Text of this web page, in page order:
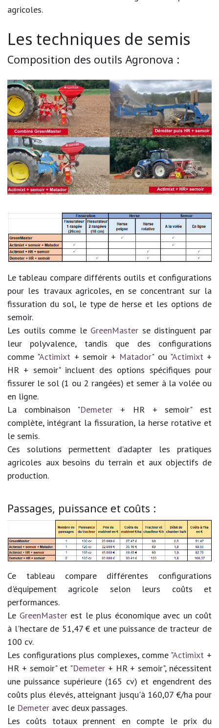
agricoles.
Les techniques de semis
Composition des outils Agronova :
Le tableau compare différents outils et configurations
pour les travaux agricoles, en se concentrant sur la
fissuration du sol, le type de herse et les options de
semoir.
Les outils comme le GreenMaster se distinguent par
leur polyvalence, tandis que des configurations
comme "Actimixt + semoir + Matador" ou "Actimixt +
HR + semoir" incluent des options spécifiques pour
fissurer le sol (1 ou 2 rangées) et semer à la volée ou
en ligne.
La combinaison "Demeter + HR + semoir" est
complète, intégrant la fissuration, la herse rotative et
le semis.
Ces solutions permettent d’adapter les pratiques
agricoles aux besoins du terrain et aux objectifs de
production.
Passages, puissance et coûts :
Ce tableau compare différentes configurations
d'équipement agricole selon leurs coûts et
performances.
Le GreenMaster est le plus économique avec un coût
à l'hectare de 51,47 € et une puissance de tracteur de
100 cv.
Les configurations plus complexes, comme "Actimixt +
HR + semoir" et "Demeter + HR + semoir", nécessitent
une puissance supérieure (165 cv) et engendrent des
coûts plus élevés, atteignant jusqu'à 160,07 €/ha pour
le Demeter avec deux passages.
Les coûts totaux prennent en compte le prix du